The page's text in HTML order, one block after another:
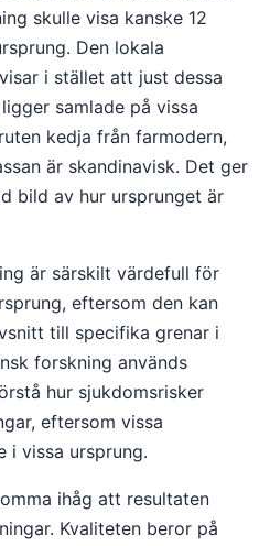
skulle visa kanske 12
Den lokala
i stället att just dessa
samlade på vissa
kedja från farmodern,
är skandinavisk. Det ger
bild av hur ursprunget är
är särskilt värdefull för
eftersom den kan
till specifika grenar i
forskning används
hur sjukdomsrisker
eftersom vissa
i vissa ursprung.
ihåg att resultaten
Kvaliteten beror på